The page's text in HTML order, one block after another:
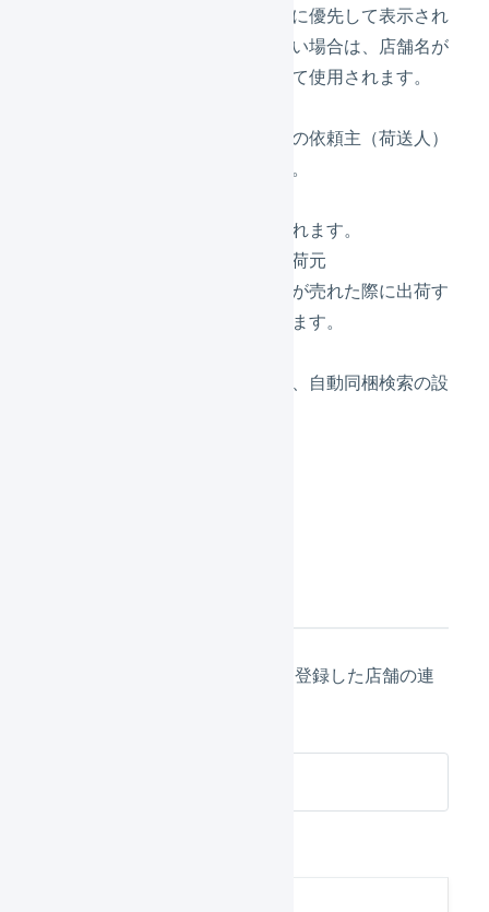
送り状の店舗名に優先して表示され
ます。入力しない場合は、店舗名が
店舗表示名として使用されます。
配送会社送り状の依頼主（荷送人）
に使用されます。
納品書に記載されます。
デフォルトの出荷元
この店舗で商品が売れた際に出荷す
る倉庫を選択します。
住所検証機能や、自動同梱検索の設
店舗の作成が完了したら、次は登録した店舗の連